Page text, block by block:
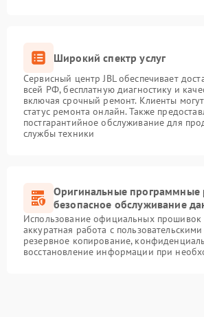
Широкий спектр услуг
Сервисный центр JBL обеспечивает
всей РФ, бесплатную диагностику и
включая срочный ремонт. Клиенты
статус ремонта онлайн. Также
постгарантийное обслуживание для
службы техники
Оригинальные программные
безопасное обслуживание
Использование официальных прошивок
аккуратная работа с
резервное копирование,
восстановление информации при